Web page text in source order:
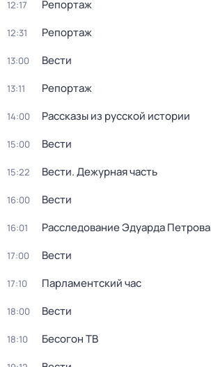
12:17 Репортаж
12:31 Репортаж
13:00 Вести
13:11 Репортаж
14:00 Рассказы из русской истории
15:00 Вести
15:22 Вести. Дежурная часть
16:00 Вести
16:01 Расследование Эдуарда Петрова
17:00 Вести
17:10 Парламентский час
18:00 Вести
18:10 Бесогон ТВ